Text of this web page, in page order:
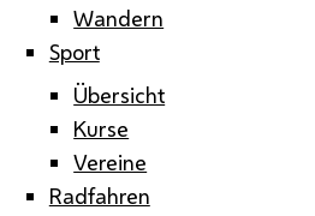
Wandern
Sport
Übersicht
Kurse
Vereine
Radfahren